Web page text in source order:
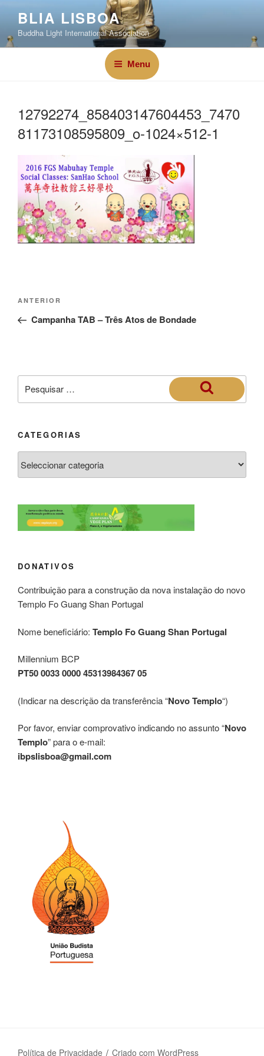
BLIA LISBOA
Buddha Light International Association
Menu
12792274_858403147604453_7470
81173108595809_o-1024×512-1
ANTERIOR
Campanha TAB – Três Atos de Bondade
CATEGORIAS
DONATIVOS
Contribuição para a construção da nova instalação do novo
Templo Fo Guang Shan Portugal
Nome beneficiário: Templo Fo Guang Shan Portugal
Millennium BCP
PT50 0033 0000 45313984367 05
(Indicar na descrição da transferência “Novo Templo“)
Por favor, enviar comprovativo indicando no assunto “Novo
Templo” para o e-mail:
ibpslisboa@gmail.com
Política de Privacidade Criado com WordPress